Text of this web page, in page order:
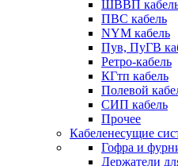
ШВВП
ПВС кабель
NYM кабель
Пув, ПуГВ
Ретро-кабель
КГтп кабель
Полевой
СИП кабель
Прочее
Кабеленесущие
Гофра и
Держатели